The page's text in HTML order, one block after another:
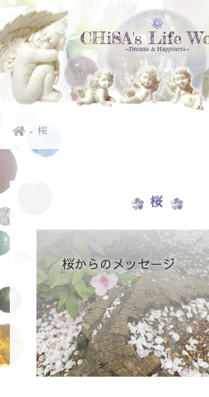
CHiSA's Life
~Dreams & Happiness~
桜
桜
桜からのメッセージ